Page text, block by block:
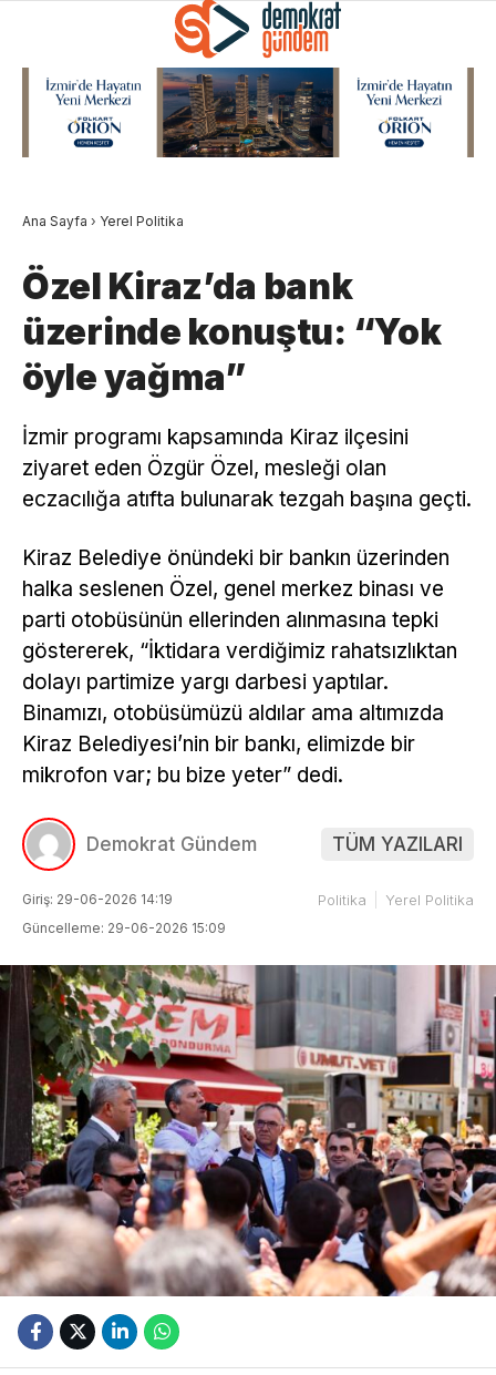
Ana Sayfa › Yerel Politika
Özel Kiraz’da bank
üzerinde konuştu: “Yok
öyle yağma”
İzmir programı kapsamında Kiraz ilçesini
ziyaret eden Özgür Özel, mesleği olan
eczacılığa atıfta bulunarak tezgah başına geçti.
Kiraz Belediye önündeki bir bankın üzerinden
halka seslenen Özel, genel merkez binası ve
parti otobüsünün ellerinden alınmasına tepki
göstererek, “İktidara verdiğimiz rahatsızlıktan
dolayı partimize yargı darbesi yaptılar.
Binamızı, otobüsümüzü aldılar ama altımızda
Kiraz Belediyesi’nin bir bankı, elimizde bir
mikrofon var; bu bize yeter” dedi.
Demokrat Gündem TÜM YAZILARI
Giriş: 29-06-2026 14:19
Güncelleme: 29-06-2026 15:09
Politika Yerel Politika